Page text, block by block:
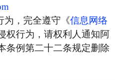
为，完全遵守《信息网络
权行为，请权利人通知阿
条例第二十二条规定删除